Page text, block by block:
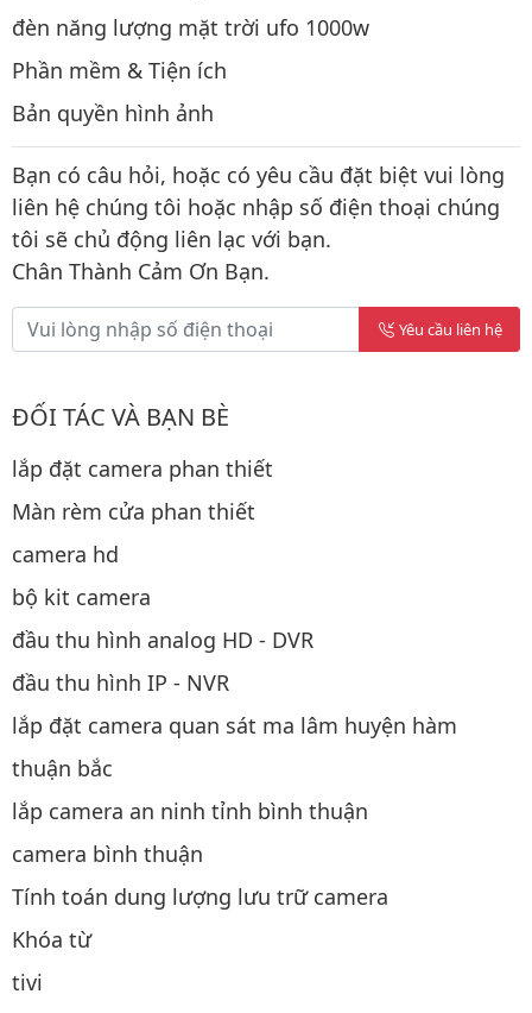
đèn năng lượng mặt trời ufo 1000w
Phần mềm & Tiện ích
Bản quyền hình ảnh
Bạn có câu hỏi, hoặc có yêu cầu đặt biệt vui lòng
liên hệ chúng tôi hoặc nhập số điện thoại chúng
tôi sẽ chủ động liên lạc với bạn.
Chân Thành Cảm Ơn Bạn.
Yêu cầu liên hệ
ĐỐI TÁC VÀ BẠN BÈ
lắp đặt camera phan thiết
Màn rèm cửa phan thiết
camera hd
bộ kit camera
đầu thu hình analog HD - DVR
đầu thu hình IP - NVR
lắp đặt camera quan sát ma lâm huyện hàm
thuận bắc
lắp camera an ninh tỉnh bình thuận
camera bình thuận
Tính toán dung lượng lưu trữ camera
Khóa từ
tivi